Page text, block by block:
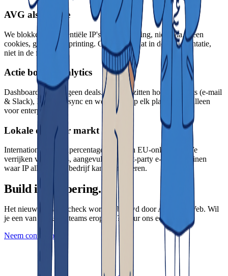
AVG als feature
We blokkeren residentiële IP's vóór verrijking, niet erna. Geen
cookies, geen fingerprinting. Onze LIA staat in de documentatie,
niet in de footer.
Actie boven analytics
Dashboards sluiten geen deals. Daarom zitten hot-lead-alerts (e-mail
& Slack), HubSpot-sync en webhooks op elk plan — niet alleen
voor enterprise.
Lokale data per markt
Internationale matchpercentages verslaan EU-only tools. We
verrijken via ipapi.is, aangevuld met first-party e-maildomeinen
waar IP alleen geen bedrijf kan identificeren.
Build in uitvoering.
Het nieuwe Visitorscheck wordt gebouwd door Allround Web. Wil
je een van de eerste teams erop zijn? Stuur ons een bericht.
Neem contact op